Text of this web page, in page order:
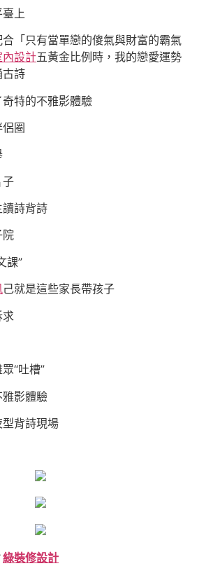
上
「只有當單戀的傻氣與財富的霸氣
內設計五黃金比例時，我的戀愛運勢
古詩
奇特的不雅影體驗
圈
子
詩背詩
院
課”
己就是這些家長帶孩子
“吐槽”
影體驗
背詩現場
綠裝修設計